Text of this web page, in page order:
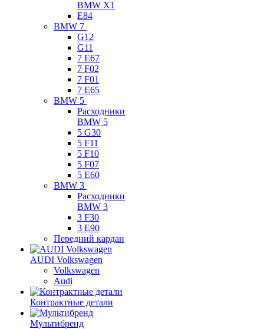
BMW X1
E84
BMW 7
G12
G11
7 Е67
7 F02
7 F01
7 E65
BMW 5
Расходники
BMW 5
5 G30
5 F11
5 F10
5 F07
5 E60
BMW 3
Расходники
BMW 3
3 F30
3 E90
Передний кардан
AUDI Volkswagen
Volkswagen
Audi
Контрактные детали
Мультибренд